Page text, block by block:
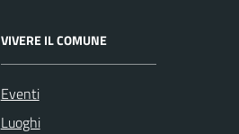
VIVERE IL COMUNE
Eventi
Luoghi